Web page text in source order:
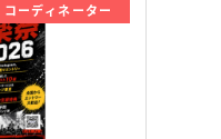
ーディネーター